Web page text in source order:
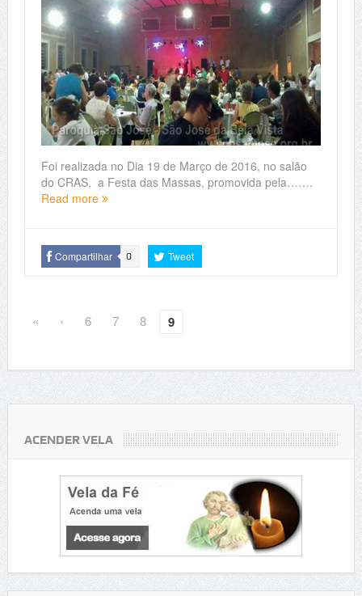
Foi realizada no Dia 19 de Março de 2016, no salão
do CRAS, a Festa das Massas, promovida pela…….
Read more
Compartilhar 0 Tweet
« ‹ 6 7 8 9
ACENDER VELA